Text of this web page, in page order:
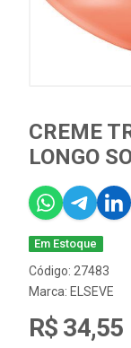
CREME
LONGO
Em Estoque
Código: 27483
Marca: ELSEVE
R$ 34,55